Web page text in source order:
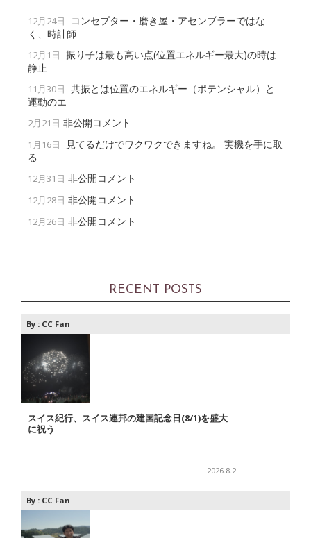
12月24日
コンセプター・磨き屋・アセンブラーではな
く、時計師
12月1日 振り子は最も高い点(位置エネルギー最大)の時は
静止
11月30日 共振とは位置のエネルギー（ポテンシャル）と
運動のエ
2月21日 非公開コメント
1月16日
見てるだけでワクワクできますね。 実機を手に取
る
12月31日 非公開コメント
12月28日 非公開コメント
12月26日 非公開コメント
RECENT POSTS
By : CC Fan
スイス紀行、スイス連邦の建国記念日(8/1)を盛大
に祝う
2026.8.2
By : CC Fan